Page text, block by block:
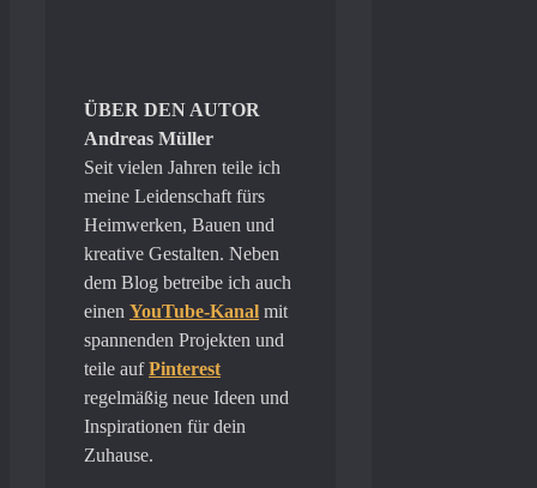
ÜBER DEN AUTOR
Andreas Müller
Seit vielen Jahren teile ich
meine Leidenschaft fürs
Heimwerken, Bauen und
kreative Gestalten. Neben
dem Blog betreibe ich auch
einen YouTube-Kanal mit
spannenden Projekten und
teile aufPinterest
regelmäßig neue Ideen und
Inspirationen für dein
Zuhause.